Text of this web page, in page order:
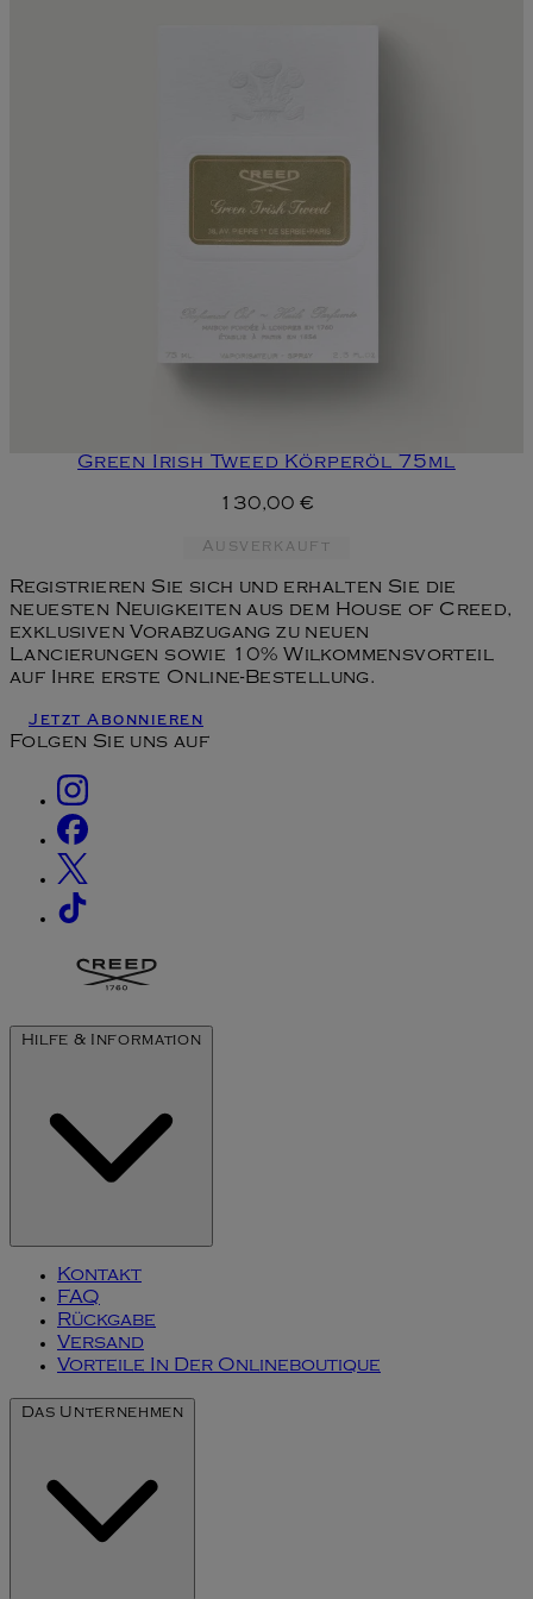
Green Irish Tweed Körperöl 75ml
130,00 €
Ausverkauft
Registrieren Sie sich und erhalten Sie die
neuesten Neuigkeiten aus dem House of Creed,
exklusiven Vorabzugang zu neuen
Lancierungen sowie 10% Wilkommensvorteil
auf Ihre erste Online-Bestellung.
Jetzt Abonnieren
Folgen Sie uns auf
Hilfe & Information
Kontakt
FAQ
Rückgabe
Versand
Vorteile In Der Onlineboutique
Das Unternehmen